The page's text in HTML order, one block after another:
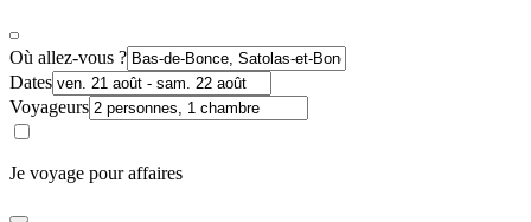
Où allez-vous ?
Dates
Voyageurs
Je voyage pour affaires